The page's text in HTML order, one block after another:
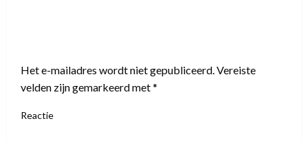
Het e-mailadres wordt niet gepubliceerd.Vereiste
velden zijn gemarkeerd met*
Reactie